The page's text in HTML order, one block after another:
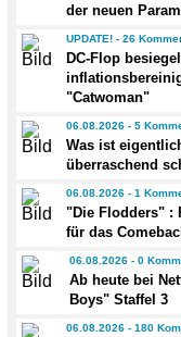
der neuen
UPDATE! - 26
DC-Flop
"Catwoman"
06.08.2026 - 5
Was ist
überraschend
06.08.2026 - 1
"Die Flodders" :
für das
06.08.2026 - 0
Ab heute bei
Boys" Staffel 3
06.08.2026 - 180